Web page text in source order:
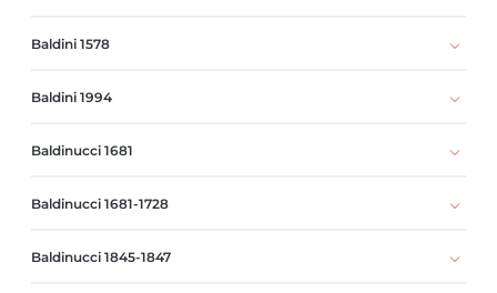
Baldini 1578
Baldini 1994
Baldinucci 1681
Baldinucci 1681-1728
Baldinucci 1845-1847